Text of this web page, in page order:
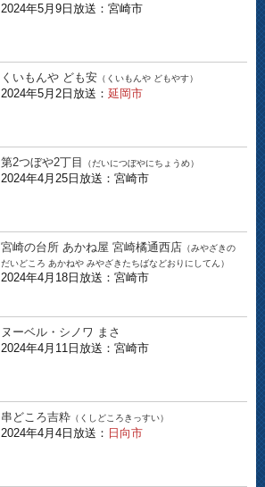
2024年5月9日放送：宮崎市
くいもんや ども安 （くいもんや どもやす）
2024年5月2日放送： 延岡市
第2つぼや2丁目 （だいにつぼやにちょうめ）
2024年4月25日放送：宮崎市
宮崎の台所 あかね屋 宮崎橘通西店 （みやざきの
だいどころ あかねや みやざきたちばなどおりにしてん）
2024年4月18日放送：宮崎市
ヌーベル・シノワ まさ
2024年4月11日放送：宮崎市
串どころ吉粋 （くしどころきっすい）
2024年4月4日放送： 日向市